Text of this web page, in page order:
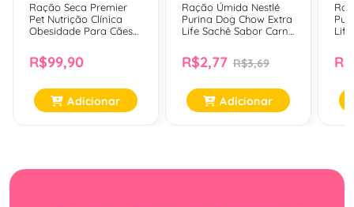
Ração Seca Premier
Pet Nutrição Clínica
Obesidade Para Cães
Porte - 2 Kg
R$99,90
Adicionar
Ração Úmida Nestlé
Purina Dog Chow Extra
Life Sachê Sabor Carne
Todos Os Tamanhos -
100 Gr
R$2,77 R$3,69
Adicionar
Life
E